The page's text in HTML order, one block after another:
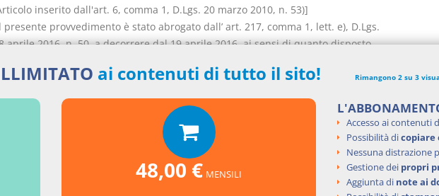
inserito dall'art. 6, comma 1, D.Lgs. 20 marzo 2010, n. 53)]
presente provvedimento è stato abrogato dall’ art. 217, comma 1, lett. e), D.Lgs.
aprile 2016, n. 50, a decorrere dal 19 aprile 2016, ai sensi di quanto disposto
ai contenuti di tutto il sito! Rimangono 2 su 3
48,00 € MENSILI
Accesso ai contenuti
Possibilità dicopiare
Nessuna distrazione
Gestione dei propri
Aggiunta di note ai